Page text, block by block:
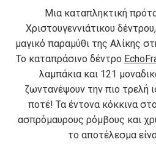
Μια καταπληκτική
Χριστουγεννιάτικου
μαγικό παραμύθι της Αλίκης
Το καταπράσινο δέντρο
λαμπάκια και 121
ζωντανέψουν την πιο τρελή
ποτέ! Τα έντονα κόκκινα
ασπρόμαυρους ρόμβους και
το αποτέλεσμα